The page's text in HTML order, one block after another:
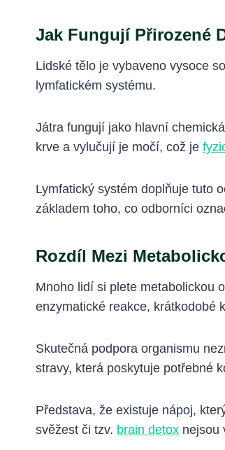
Jak Fungují Přirozené
Lidské tělo je vybaveno vysoce
lymfatickém systému.
Játra fungují jako hlavní
krve a vylučují je močí, což je
Lymfatický systém doplňuje tuto
základem toho, co odborníci
Rozdíl Mezi
Mnoho lidí si plete metabolickou
enzymatické reakce, krátkodobé
Skutečná podpora organismu
stravy, která poskytuje potřebné
Představa, že existuje nápoj,
svěžest či tzv. brain detox nejsou